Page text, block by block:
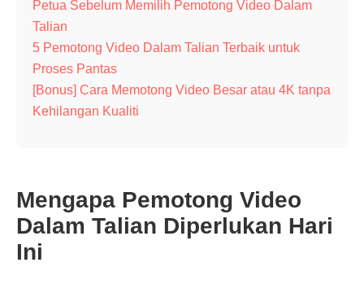
Petua Sebelum Memilih Pemotong Video Dalam
Talian
5 Pemotong Video Dalam Talian Terbaik untuk
Proses Pantas
[Bonus] Cara Memotong Video Besar atau 4K tanpa
Kehilangan Kualiti
Mengapa Pemotong Video
Dalam Talian Diperlukan Hari
Ini